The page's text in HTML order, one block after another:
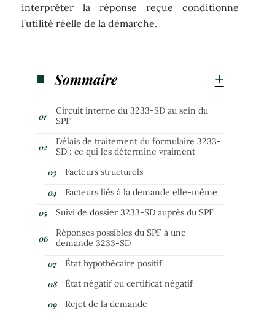
interpréter la réponse reçue conditionne
l’utilité réelle de la démarche.
Sommaire
Circuit interne du 3233-SD au sein du
SPF
Délais de traitement du formulaire 3233-
SD : ce qui les détermine vraiment
Facteurs structurels
Facteurs liés à la demande elle-même
Suivi de dossier 3233-SD auprès du SPF
Réponses possibles du SPF à une
demande 3233-SD
État hypothécaire positif
État négatif ou certificat négatif
Rejet de la demande